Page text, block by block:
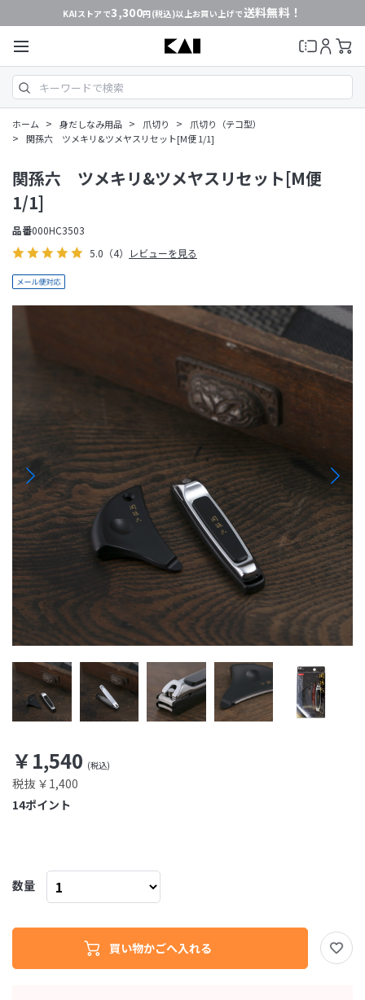
KAIストアで3,300円(税込)以上お買い上げで送料無料！
ホーム > 身だしなみ用品 > 爪切り > 爪切り（テコ型）
> 関孫六 ツメキリ&ツメヤスリセット[M便 1/1]
5.0 （4） レビューを見る
関孫六 ツメキリ&ツメヤスリセット[M便
1/1]
￥1,540
税抜 ￥1,400
品番000HC3503
ポイント
14
数量